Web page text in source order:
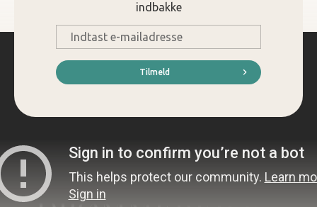
indbakke
mail
*
Tilmeld